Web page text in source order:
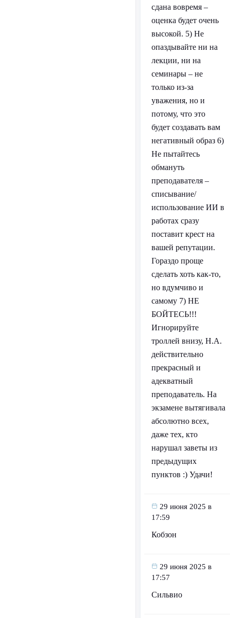
сдана вовремя –
оценка будет очень
высокой. 5) Не
опаздывайте ни на
лекции, ни на
семинары – не
только из-за
уважения, но и
потому, что это
будет создавать вам
негативный образ 6)
Не пытайтесь
обмануть
преподавателя –
списывание/
использование ИИ в
работах сразу
поставит крест на
вашей репутации.
Гораздо проще
сделать хоть как-то,
но вдумчиво и
самому 7) НЕ
БОЙТЕСЬ!!!
Игнорируйте
троллей внизу, Н.А.
действительно
прекрасный и
адекватный
преподаватель. На
экзамене вытягивала
абсолютно всех,
даже тех, кто
нарушал заветы из
предыдущих
пунктов :) Удачи!
29 июня 2025 в
17:59
Кобзон
29 июня 2025 в
17:57
Сильвио